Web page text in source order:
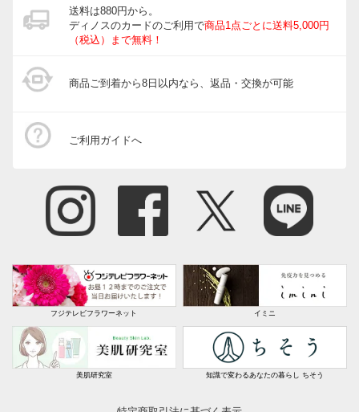
送料は880円から。
ディノスのカードのご利用で商品1点ごとに送料5,000円
（税込）まで無料！
商品ご到着から8日以内なら、返品・交換が可能
ご利用ガイドへ
フジテレビフラワーネット イミニ
美肌研究室 知識で変わるあなたの暮らし ちそう